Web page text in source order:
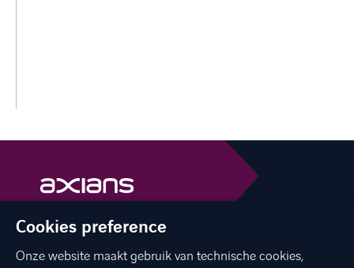
facebooklinkedinyoutube
Cookies preference
Onze website maakt gebruik van technische cookies,